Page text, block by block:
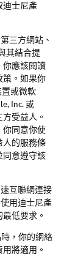
迪士尼產
三方網站、
其結合提
你應該閱讀
策。如果你
或微軟
Inc. 或
受益人。
你同意你使
人的服務條
同意遵守該
互聯網連接
用迪士尼產
低要求。
，你的網絡
將適用。